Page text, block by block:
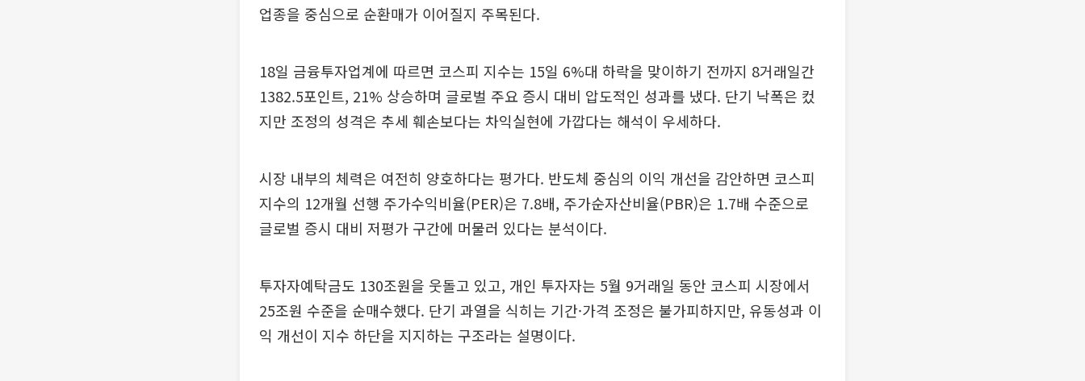
업종을 중심으로 순환매가 이어질지 주목된다.
18일 금융투자업계에 따르면 코스피 지수는 15일 6%대 하락을 맞이하기 전까지 8거래일간
1382.5포인트, 21% 상승하며 글로벌 주요 증시 대비 압도적인 성과를 냈다. 단기 낙폭은 컸
지만 조정의 성격은 추세 훼손보다는 차익실현에 가깝다는 해석이 우세하다.
시장 내부의 체력은 여전히 양호하다는 평가다. 반도체 중심의 이익 개선을 감안하면 코스피
지수의 12개월 선행 주가수익비율(PER)은 7.8배, 주가순자산비율(PBR)은 1.7배 수준으로
글로벌 증시 대비 저평가 구간에 머물러 있다는 분석이다.
투자자예탁금도 130조원을 웃돌고 있고, 개인 투자자는 5월 9거래일 동안 코스피 시장에서
25조원 수준을 순매수했다. 단기 과열을 식히는 기간·가격 조정은 불가피하지만, 유동성과 이
익 개선이 지수 하단을 지지하는 구조라는 설명이다.